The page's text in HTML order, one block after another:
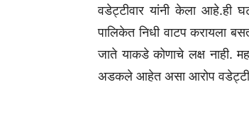
वडेट्टीवार यांनी केला आहे.ही
पालिकेत निधी वाटप करायला
जाते याकडे कोणाचे लक्ष नाही.
अडकले आहेत असा आरोप